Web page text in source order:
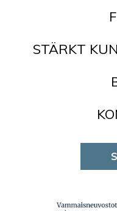
STÄRKT